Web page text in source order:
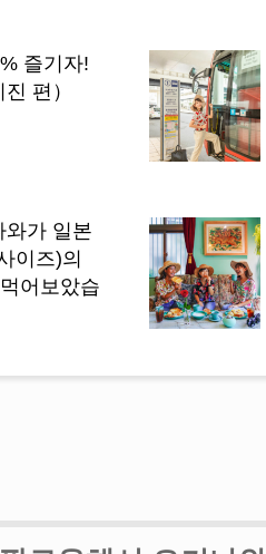
즐기자!
편）
와가 일본
이즈)의
어보았습